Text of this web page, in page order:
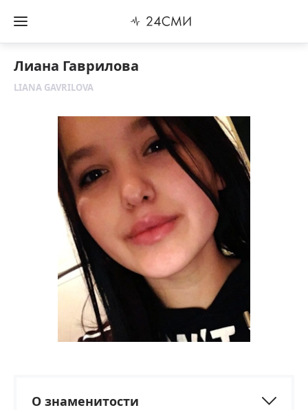
Лиана Гаврилова
LIANA GAVRILOVA
О знаменитости